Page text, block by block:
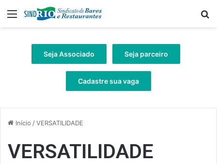
Menu
Seja Associado Seja parceiro
Cadastre sua vaga
Início /VERSATILIDADE
VERSATILIDADE